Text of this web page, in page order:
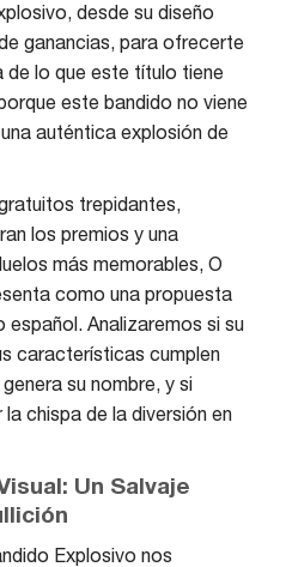
desde su diseño
ganancias, para ofrecerte
de lo que este título tiene
este bandido no viene
auténtica explosión de
trepidantes,
los premios y una
más memorables, O
como una propuesta
Analizaremos si su
características cumplen
su nombre, y si
chispa de la diversión en
Un Salvaje
Explosivo nos